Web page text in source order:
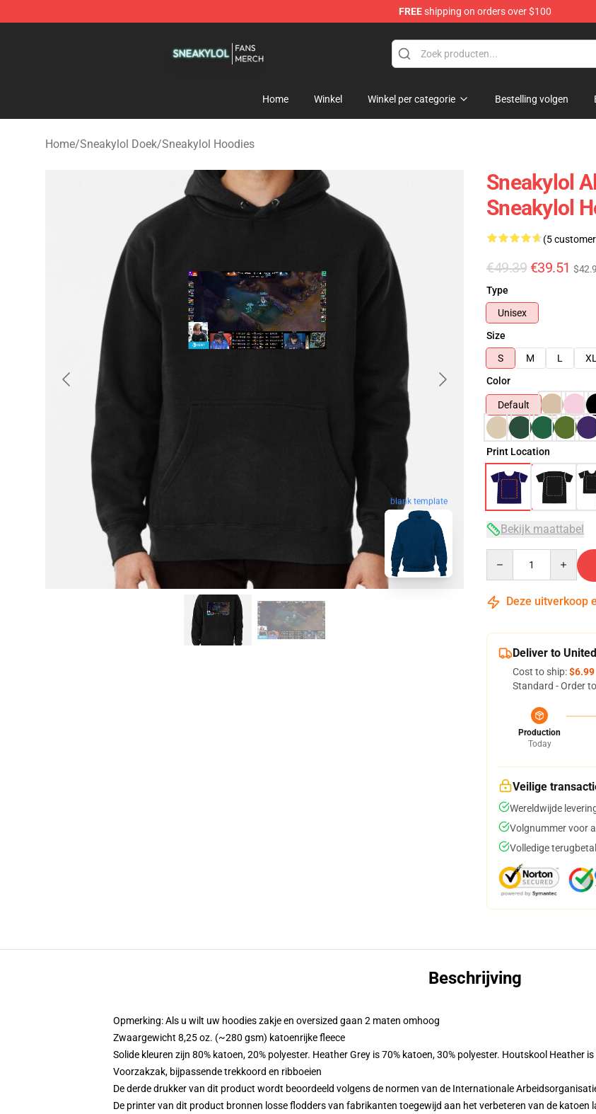
FREEshipping on orders over $100
Home Winkel Winkel per categorie Bestelling volgen
Home/Sneakylol Doek/Sneakylol Hoodies
blank template
Sneakylol
Sneakylol
(5
€49.39 €39.51
Type
Unisex
Size
S
M L XL
Color
Default
Print Location
Bekijk maattabel
Deze uitverkoop
Deliver to
Cost to ship:$6.99
Standard - Order
Production
Today
Veilige
Wereldwijde
Volgnummer voor
Volledige
Beschrijving
Opmerking: Als u wilt uw hoodies zakje en oversized gaan 2 maten omhoog
Zwaargewicht 8,25 oz. (~280 gsm) katoenrijke fleece
Solide kleuren zijn 80% katoen, 20% polyester. Heather Grey is 70% katoen, 30% polyester. Houtskool Heather
Voorzakzak, bijpassende trekkoord en ribboeien
De derde drukker van dit product wordt beoordeeld volgens de normen van de Internationale
De printer van dit product bronnen losse flodders van fabrikanten toegewijd aan het verbeteren van de